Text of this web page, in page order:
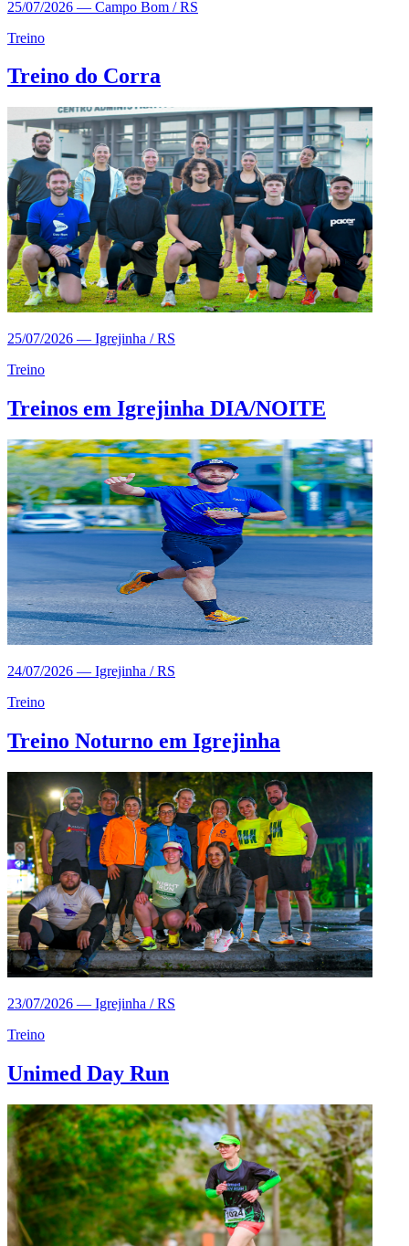
25/07/2026 — Campo Bom / RS
Treino
Treino do Corra
25/07/2026 — Igrejinha / RS
Treino
Treinos em Igrejinha DIA/NOITE
24/07/2026 — Igrejinha / RS
Treino
Treino Noturno em Igrejinha
23/07/2026 — Igrejinha / RS
Treino
Unimed Day Run